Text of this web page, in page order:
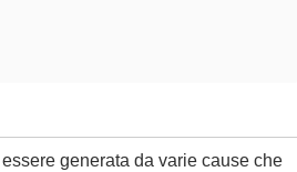
generata da varie cause che